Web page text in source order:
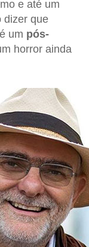
e até um
dizer que
um pós-
horror ainda